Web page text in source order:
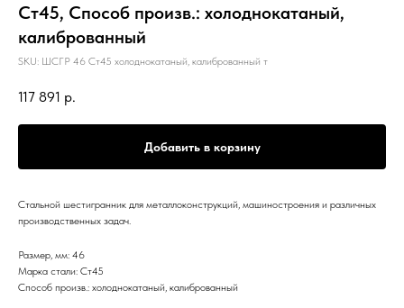
Ст45, Способ произв.: холоднокатаный,
калиброванный
SKU: ШСГР 46 Ст45 холоднокатаный, калиброванный т
117 891 р.
Добавить в корзину
Стальной шестигранник для металлоконструкций, машиностроения и различных
производственных задач.
Размер, мм: 46
Марка стали: Ст45
Способ произв.: холоднокатаный, калиброванный